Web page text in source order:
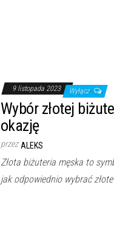
9 listopada 2023 Wyłącz
Wybór złotej
okazję
przez ALEKS
Złota biżuteria męska to
jak odpowiednio wybrać